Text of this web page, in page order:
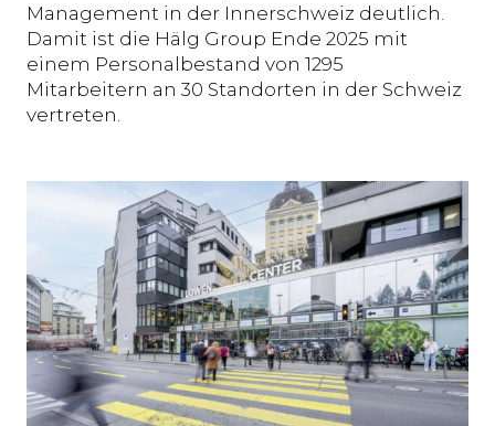
Management in der Innerschweiz deutlich.
Damit ist die Hälg Group Ende 2025 mit
einem Personalbestand von 1295
Mitarbeitern an 30 Standorten in der Schweiz
vertreten.